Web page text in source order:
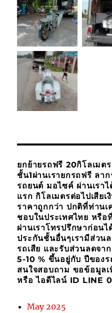
ยกย้ายรถฟรี 20กิโลเมต
ชั้น1ผ่านเรายกรถฟรี ลา
รถยนต์ มอไซค์ ผ่านเรา
แรก กิโลเมตรต่อไปเสีย
ราคาถูกกว่า ปกติที่ท่าน
ชอบในประเทศไทย หรือ
ผ่านเราโทรปรึกษาก่อน
ประกันชั้นอื่นๆเรามีส่วน
รถเสีย และรับส่วนลดจา
5-10 % ขึ้นอยู่กับ ปีของ
สนใจสอบถาม ขอข้อมูล
หรือ ไอดีไลน์ ID LINE
May 2025